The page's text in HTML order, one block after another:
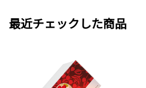
最近チェックした商品